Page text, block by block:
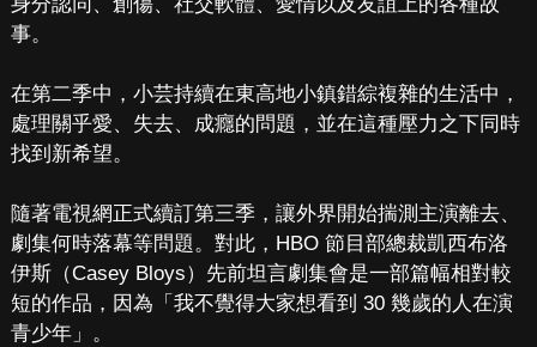
事。
在第二季中，小芸持續在東高地小鎮錯綜複雜的生活中，
處理關乎愛、失去、成癮的問題，並在這種壓力之下同時
找到新希望。
隨著電視網正式續訂第三季，讓外界開始揣測主演離去、
劇集何時落幕等問題。對此，HBO 節目部總裁凱西布洛
伊斯（Casey Bloys）先前坦言劇集會是一部篇幅相對較
短的作品，因為「我不覺得大家想看到 30 幾歲的人在演
青少年」。